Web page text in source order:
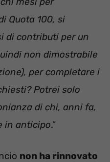
Quota 100, si
di contributi per un
non dimostrabile
per completare i
Potrei solo
di chi, anni fa,
in anticipo.”
non ha rinnovato